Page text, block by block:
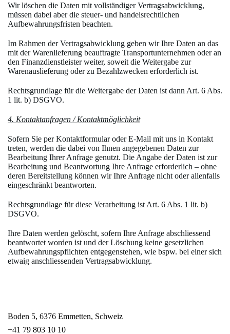
Wir löschen die Daten mit vollständiger Vertragsabwicklung,
müssen dabei aber die steuer- und handelsrechtlichen
Aufbewahrungsfristen beachten.
Im Rahmen der Vertragsabwicklung geben wir Ihre Daten an das
mit der Warenlieferung beauftragte Transportunternehmen oder an
den Finanzdienstleister weiter, soweit die Weitergabe zur
Warenauslieferung oder zu Bezahlzwecken erforderlich ist.
Rechtsgrundlage für die Weitergabe der Daten ist dann Art. 6 Abs.
1 lit. b) DSGVO.
4. Kontaktanfragen / Kontaktmöglichkeit
Sofern Sie per Kontaktformular oder E-Mail mit uns in Kontakt
treten, werden die dabei von Ihnen angegebenen Daten zur
Bearbeitung Ihrer Anfrage genutzt. Die Angabe der Daten ist zur
Bearbeitung und Beantwortung Ihre Anfrage erforderlich – ohne
deren Bereitstellung können wir Ihre Anfrage nicht oder allenfalls
eingeschränkt beantworten.
Rechtsgrundlage für diese Verarbeitung ist Art. 6 Abs. 1 lit. b)
DSGVO.
Ihre Daten werden gelöscht, sofern Ihre Anfrage abschliessend
beantwortet worden ist und der Löschung keine gesetzlichen
Aufbewahrungspflichten entgegenstehen, wie bspw. bei einer sich
etwaig anschliessenden Vertragsabwicklung.
Boden 5, 6376 Emmetten, Schweiz
+41 79 803 10 10